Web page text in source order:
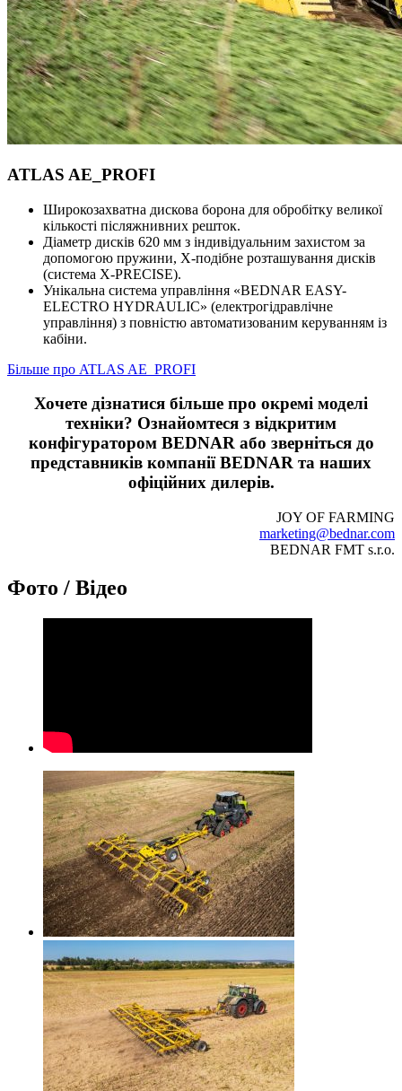
ATLAS AE_PROFI
Широкозахватна дискова борона для обробітку великої
кількості післяжнивних решток.
Діаметр дисків 620 мм з індивідуальним захистом за
допомогою пружини, Х-подібне розташування дисків
(система X-PRECISE).
Унікальна система управління «BEDNAR EASY-
ELECTRO HYDRAULIC» (електрогідравлічне
управління) з повністю автоматизованим керуванням із
кабіни.
Більше про ATLAS AE_PROFI
Хочете дізнатися більше про окремі моделі
техніки? Ознайомтеся з відкритим
конфігуратором BEDNAR або зверніться до
представників компанії BEDNAR та наших
офіційних дилерів.
JOY OF FARMING
marketing@bednar.com
BEDNAR FMT s.r.o.
Фото / Відео